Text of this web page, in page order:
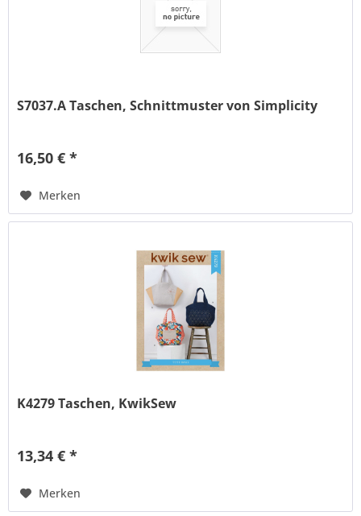
S7037.A Taschen, Schnittmuster von Simplicity
16,50 € *
Merken
K4279 Taschen, KwikSew
13,34 € *
Merken